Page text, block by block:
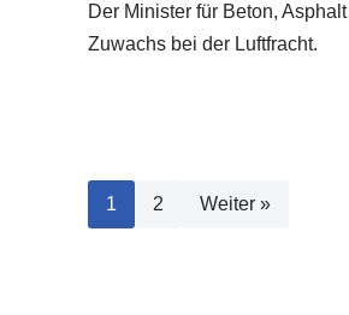
Der Minister für Beton,
Zuwachs bei der Luftfracht.
1 2 Weiter »